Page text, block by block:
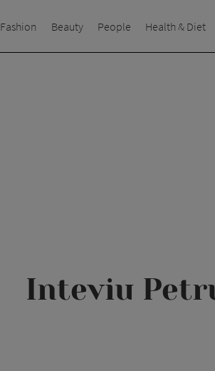
Fashion Beauty People Health & Diet
Inteviu